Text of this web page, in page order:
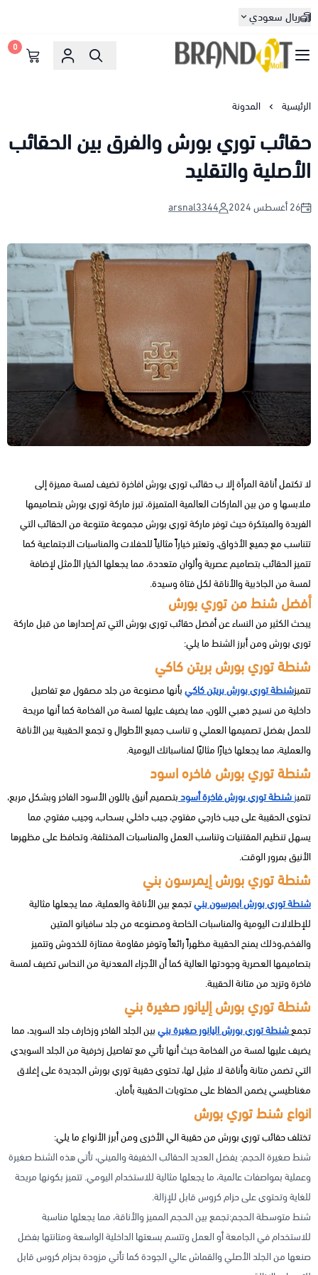
ريال سعودي
براندات مول
0
الرئيسية المدونة
حقائب توري بورش والفرق بين الحقائب
الأصلية والتقليد
26 أغسطس 2024 arsnal3344
لا تكتمل أناقة المرأة إلا ب حقائب توري بورش افاخرة تضيف لمسة مميزة إلى
ملابسها و من بين الماركات العالمية المتميزة، تبرز ماركة توري بورش بتصاميمها
الفريدة والمبتكرة حيث توفر ماركة توري بورش مجموعة متنوعة من الحقائب التي
تتناسب مع جميع الأذواق، وتعتبر خياراً مثالياً للحفلات والمناسبات الاجتماعية كما
تتميز الحقائب بتصاميم عصرية وألوان متعددة، مما يجعلها الخيار الأمثل لإضافة
لمسة من الجاذبية والأناقة لكل فتاة وسيدة.
أفضل شنط من توري بورش
يبحث الكثير من النساء عن أفضل حقائب توري بورش التي تم إصدارها من قبل ماركة
توري بورش ومن أبرز الشنط ما يلي:
شنطة توري بورش بريتن كاكي
تتميزشنطة توري بورش بريتن كاكيبأنها مصنوعة من جلد مصقول مع تفاصيل
داخلية من نسيج ذهبي اللون، مما يضيف عليها لمسة من الفخامة كما أنها مريحة
للحمل بفضل تصميمها العملي و تناسب جميع الأطوال و تجمع الحقيبة بين الأناقة
والعملية، مما يجعلها خيارًا مثاليًا لمناسباتك اليومية.
شنطة توري بورش فاخره اسود
تتميزشنطة توري بورش فاخرة أسودبتصميم أنيق باللون الأسود الفاخر وبشكل مربع،
تحتوي الحقيبة على جيب خارجي مفتوح، جيب داخلي بسحاب، وجيب مفتوح، مما
يسهل تنظيم المقتنيات وتناسب العمل والمناسبات المختلفة، وتحافظ على مظهرها
الأنيق بمرور الوقت.
شنطة توري بورش إيمرسون بني
شنطة توري بورش ايمرسون بنيتجمع بين الأناقة والعملية، مما يجعلها مثالية
للإطلالات اليومية والمناسبات الخاصة ومصنوعه من جلد سافيانو المتين
والفخم،وذلك يمنح الحقيبة مظهراً رائعاً وتوفر مقاومة ممتازة للخدوش وتتميز
بتصاميمها العصرية وجودتها العالية كما أن الأجزاء المعدنية من النحاس تضيف لمسة
فاخرة وتزيد من متانة الحقيبة.
شنطة توري بورش إليانور صغيرة بني
تجمعشنطة توري بورش اليانور صغيرة بنيبين الجلد الفاخر وزخارف جلد السويد، مما
يضيف عليها لمسة من الفخامة حيث أنها تأتي مع تفاصيل زخرفية من الجلد السويدي
التي تضمن متانة وأناقة لا مثيل لها، تحتوي حقيبة توري بورش الجديدة على إغلاق
مغناطيسي يضمن الحفاظ على محتويات الحقيبة بأمان.
انواع شنط توري بورش
تختلف حقائب توري بورش من حقيبة الي الأخرى ومن أبرز الأنواع ما يلي:
شنط صغيرة الحجم: يفضل العديد الحقائب الخفيفة والميني، تأتي هذه الشنط صغيرة
وعملية بمواصفات عالمية، ما يجعلها مثالية للاستخدام اليومي. تتميز بكونها مريحة
للغاية وتحتوي على حزام كروس قابل للإزالة.
شنط متوسطة الحجم:تجمع بين الحجم المميز والأناقة، مما يجعلها مناسبة
للاستخدام في الجامعة أو العمل وتتسم بسعتها الداخلية الواسعة ومتانتها بفضل
صنعها من الجلد الأصلي والقماش عالي الجودة كما تأتي مزودة بحزام كروس قابل